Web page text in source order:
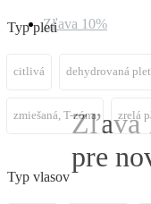
Zľava 10%
Zľava
pre
Typ pleti
citlivá dehydrovaná pleť
zmiešaná, T-zóna zrelá
Typ vlasov